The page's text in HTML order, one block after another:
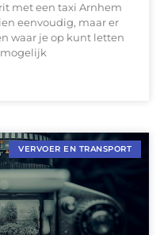
met een taxi Arnhem
eenvoudig, maar er
waar je op kunt letten
VERVOER EN TRANSPORT